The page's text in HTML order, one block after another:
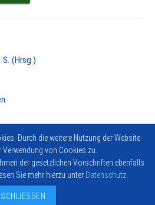
(Hrsg.)
© 2026
Hofmann-
Kontakt
Durch die weitere Nutzung der Website
von Cookies zu.
der gesetzlichen Vorschriften ebenfalls
Sie mehr hierzu unter Datenschutz.